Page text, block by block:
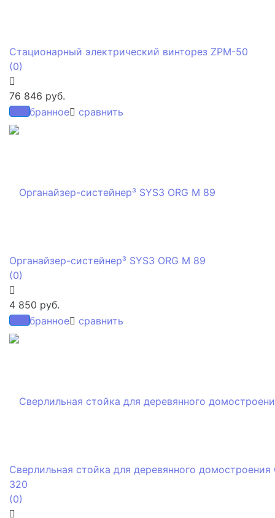
избранное сравнить
Стационарный электрический винторез ZPM-50
(0)
76 846 руб.
избранное сравнить
Органайзер-систейнер³ SYS3 ORG M 89
(0)
4 850 руб.
Сверлильная стойка для деревянного домостроения
320
(0)